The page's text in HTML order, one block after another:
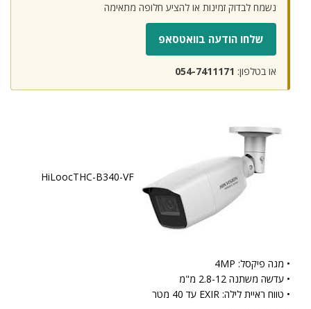
נשמח לבדוק זמינות או להציע חלופה מתאימה
שלחו הודעה בוואטסאפ
או בטלפון: 054-7411171
HiLoocTHC-B340-VF
• מגה פיקסל: 4MP
• עדשה משתנה 2.8-12 מ"מ
• טווח ראיית לילה: EXIR עד 40 מטר